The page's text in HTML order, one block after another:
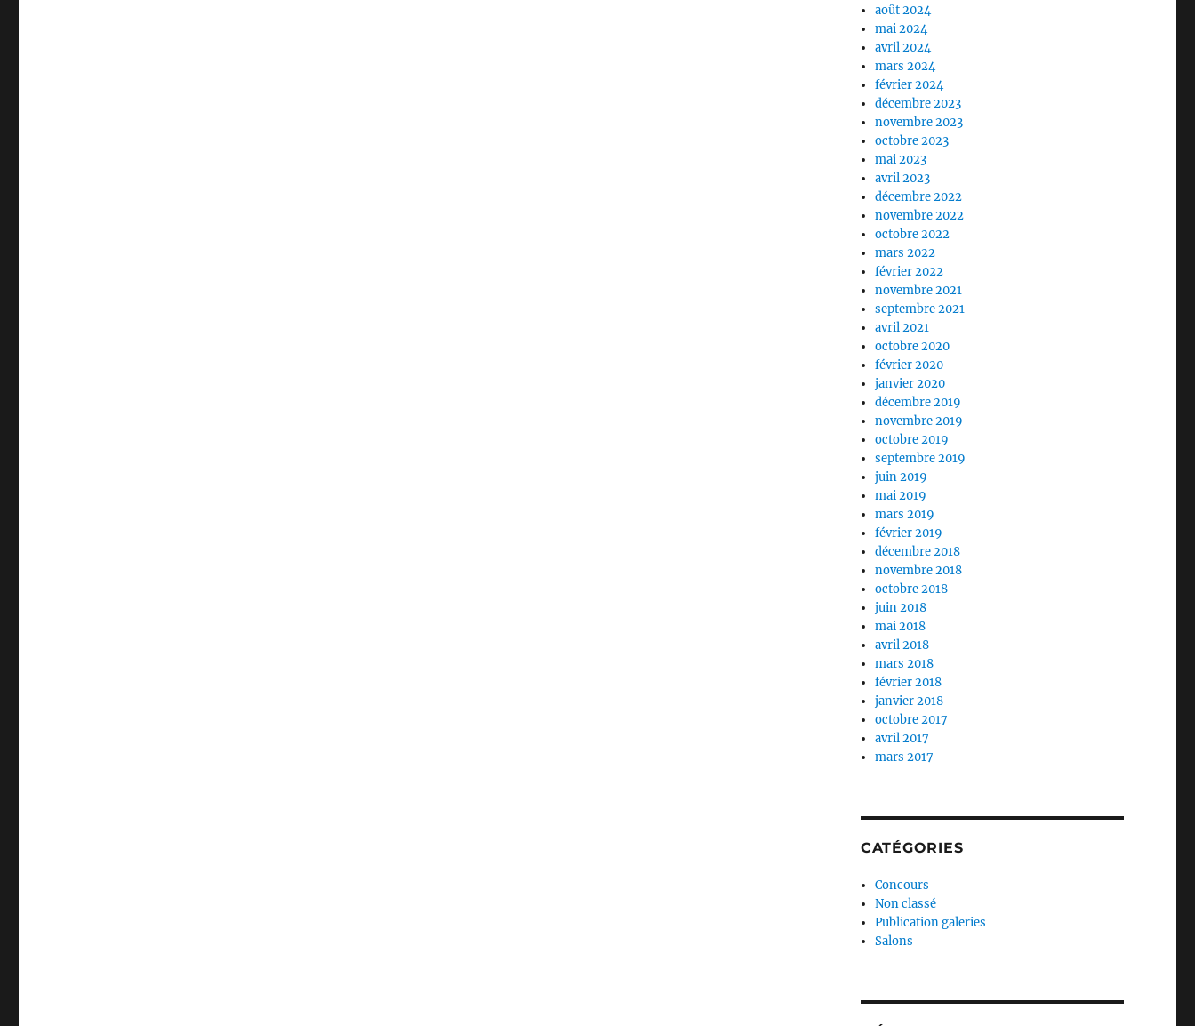
août 2024
mai 2024
avril 2024
mars 2024
février 2024
décembre 2023
novembre 2023
octobre 2023
mai 2023
avril 2023
décembre 2022
novembre 2022
octobre 2022
mars 2022
février 2022
novembre 2021
septembre 2021
avril 2021
octobre 2020
février 2020
janvier 2020
décembre 2019
novembre 2019
octobre 2019
septembre 2019
juin 2019
mai 2019
mars 2019
février 2019
décembre 2018
novembre 2018
octobre 2018
juin 2018
mai 2018
avril 2018
mars 2018
février 2018
janvier 2018
octobre 2017
avril 2017
mars 2017
CATÉGORIES
Concours
Non classé
Publication galeries
Salons